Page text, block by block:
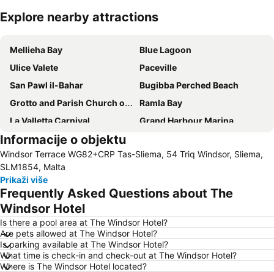
Explore nearby attractions
Mellieha Bay
Blue Lagoon
Ulice Valete
Paceville
San Pawl il-Bahar
Bugibba Perched Beach
Grotto and Parish Church of St Paul
Ramla Bay
La Valletta Carnival
Grand Harbour Marina
Valletta and Floriana Fortifications
Malta International Airport
Qawra
Ghajn Tuffieha
Informacije o objektu
Windsor Terrace WG82+CRP Tas-Sliema, 54 Triq Windsor, Sliema,
SLM1854, Malta
Prikaži više
Frequently Asked Questions about The
Windsor Hotel
Is there a pool area at The Windsor Hotel?
Are pets allowed at The Windsor Hotel?
Is parking available at The Windsor Hotel?
What time is check-in and check-out at The Windsor Hotel?
Where is The Windsor Hotel located?